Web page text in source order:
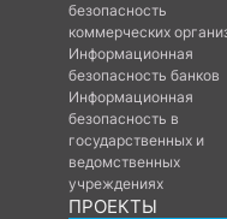
безопасность
коммерческих
Информационная
безопасность банков
Информационная
безопасность в
государственных и
ведомственных
учреждениях
ПРОЕКТЫ